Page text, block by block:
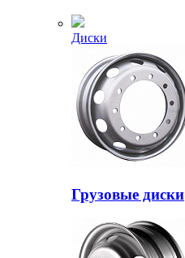
Диски
Грузовые диски